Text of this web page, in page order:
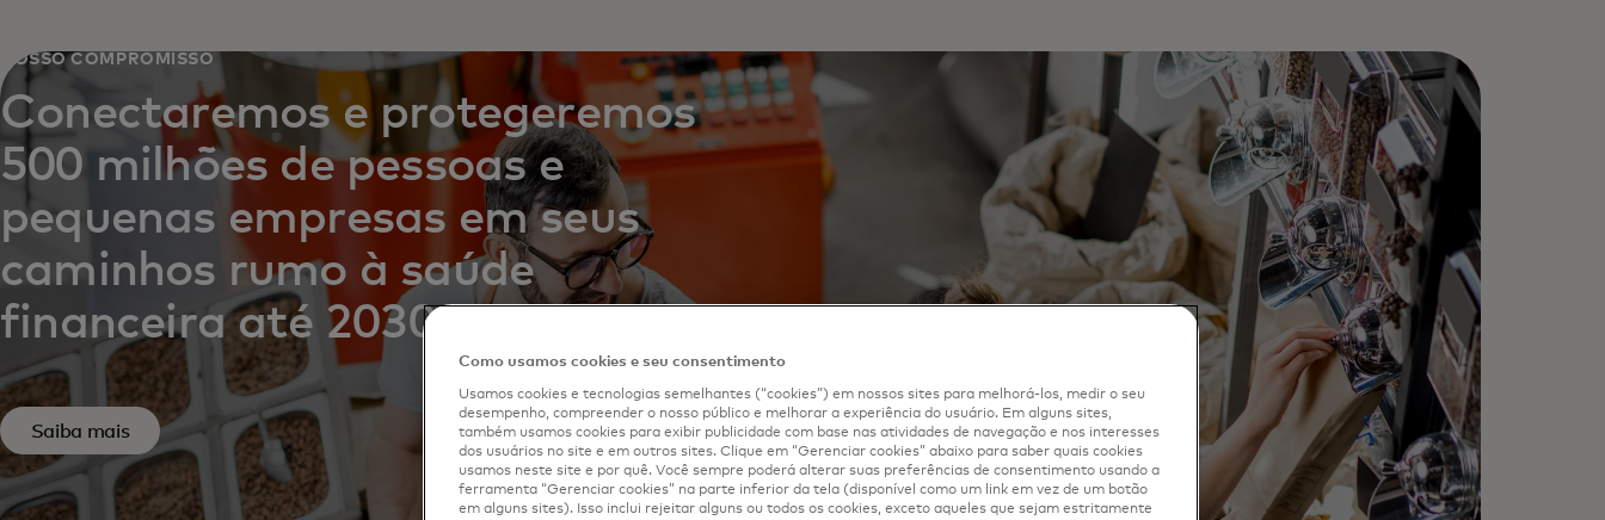
NOSSO COMPROMISSO
Conectaremos e protegeremos
500 milhões de pessoas e
pequenas empresas em seus
caminhos rumo à saúde
financeira até 2030.
Saiba mais
Como usamos cookies e seu consentimento
Usamos cookies e tecnologias semelhantes (“cookies”) em nossos sites para melhorá-los, medir o seu
desempenho, compreender o nosso público e melhorar a experiência do usuário. Em alguns sites,
também usamos cookies para exibir publicidade com base nas atividades de navegação e nos interesses
dos usuários no site e em outros sites. Clique em “Gerenciar cookies” abaixo para saber quais cookies
usamos neste site e por quê. Você sempre poderá alterar suas preferências de consentimento usando a
ferramenta “Gerenciar cookies” na parte inferior da tela (disponível como um link em vez de um botão
em alguns sites). Isso inclui rejeitar alguns ou todos os cookies, exceto aqueles que sejam estritamente